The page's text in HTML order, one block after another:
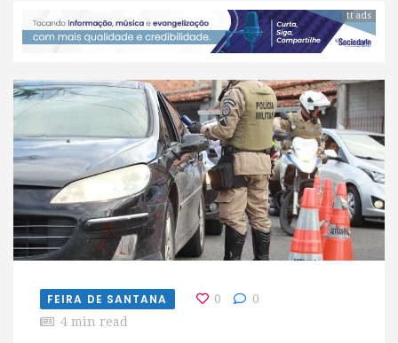
tt ads
FEIRA DE SANTANA 0
0
4 min read